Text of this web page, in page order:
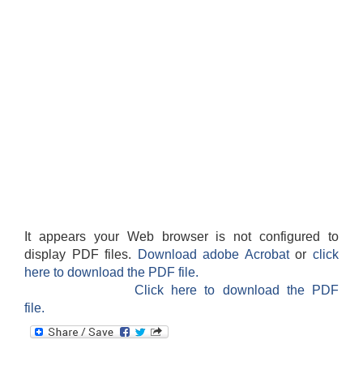
It appears your Web browser is not configured to
display PDF files.
Download adobe Acrobatorclick
here to download the PDF file.
Click here to download the PDF
file.